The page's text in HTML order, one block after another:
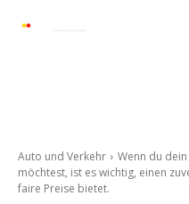
Auto und Verkehr
Wenn du
möchtest, ist es wichtig, einen
faire Preise bietet.